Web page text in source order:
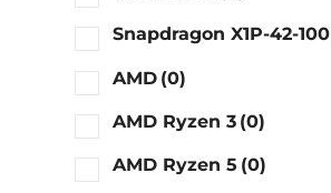
Snapdragon X1P-42-100
AMD (0)
AMD Ryzen 3 (0)
AMD Ryzen 5 (0)